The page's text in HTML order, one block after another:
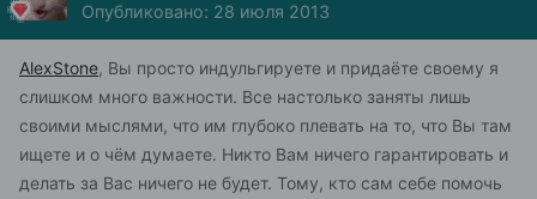
Опубликовано: 28 июля 2013
AlexStone, Вы просто индульгируете и придаёте своему я
слишком много важности. Все настолько заняты лишь
своими мыслями, что им глубоко плевать на то, что Вы там
ищете и о чём думаете. Никто Вам ничего гарантировать и
делать за Вас ничего не будет. Тому, кто сам себе помочь